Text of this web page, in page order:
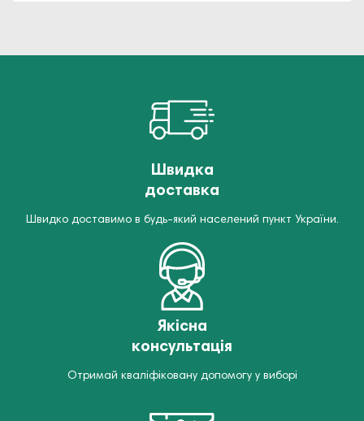
Швидка
доставка
Швидко доставимо в будь-який населений пункт України.
Якісна
консультація
Отримай кваліфіковану допомогу у виборі